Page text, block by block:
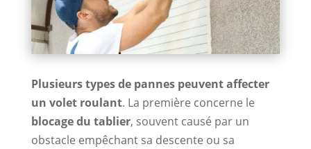
Plusieurs types de pannes peuvent affecter
un volet roulant. La première concerne le
blocage du tablier, souvent causé par un
obstacle empêchant sa descente ou sa